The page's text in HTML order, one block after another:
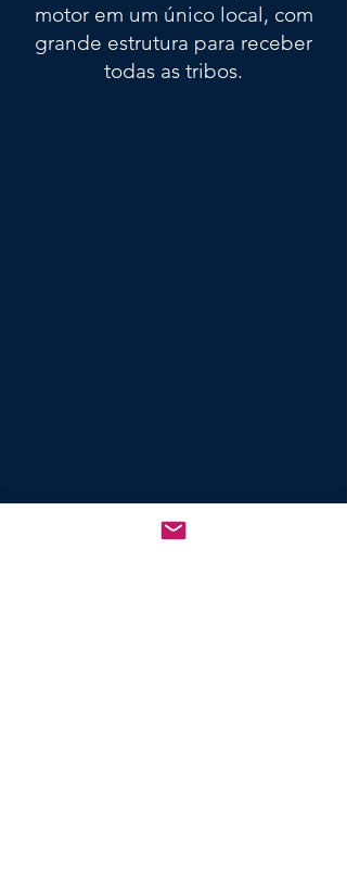
motor em um único local, com
grande estrutura para receber
todas as tribos.